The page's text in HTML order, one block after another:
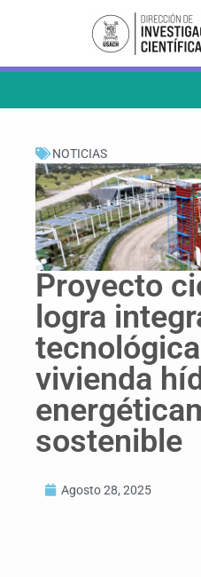
NOTICIAS
Proyecto
logra
vivienda
sostenible
Agosto 28, 2025